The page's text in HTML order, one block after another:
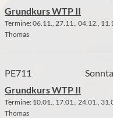
Grundkurs WTP II
Termine: 06.11., 27.11., 04.12.,
Thomas
PE711
Grundkurs WTP II
Termine: 10.01., 17.01., 24.01.,
Thomas